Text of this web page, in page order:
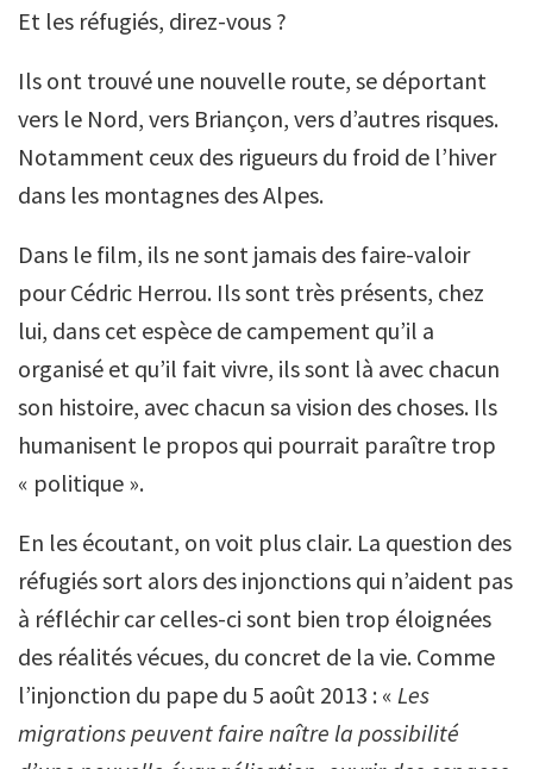
Et les réfugiés, direz-vous ?
Ils ont trouvé une nouvelle route, se déportant
vers le Nord, vers Briançon, vers d’autres risques.
Notamment ceux des rigueurs du froid de l’hiver
dans les montagnes des Alpes.
Dans le film, ils ne sont jamais des faire-valoir
pour Cédric Herrou. Ils sont très présents, chez
lui, dans cet espèce de campement qu’il a
organisé et qu’il fait vivre, ils sont là avec chacun
son histoire, avec chacun sa vision des choses. Ils
humanisent le propos qui pourrait paraître trop
« politique ».
En les écoutant, on voit plus clair. La question des
réfugiés sort alors des injonctions qui n’aident pas
à réfléchir car celles-ci sont bien trop éloignées
des réalités vécues, du concret de la vie. Comme
l’injonction du pape du 5 août 2013 : « Les
migrations peuvent faire naître la possibilité